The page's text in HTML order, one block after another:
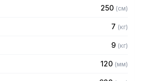
трубы 20х20 нержавеющей стали
через отверстие в
в разобранном виде
250 (см)
7 (кг)
9 (кг)
120 (мм)